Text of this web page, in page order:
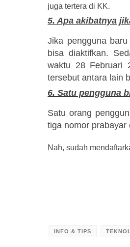
juga tertera di KK.
5. Apa akibatnya
Jika pengguna
bisa diaktifkan.
waktu 28 Februari
tersebut antara lain
6. Satu pengguna
Satu orang
tiga nomor prabayar
Nah, sudah
INFO & TIPS